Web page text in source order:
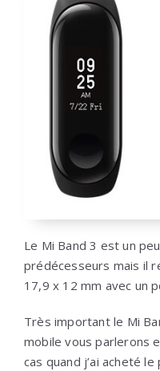
Le Mi Band 3 est un
prédécesseurs mais il
17,9 x 12 mm avec un
Très important le Mi
mobile vous parlerons
cas quand j’ai acheté